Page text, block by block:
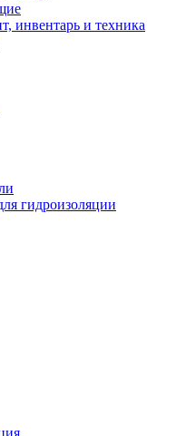
инвентарь и техника
гидроизоляции